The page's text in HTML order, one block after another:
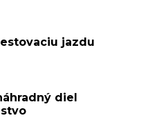
jazdu
diel